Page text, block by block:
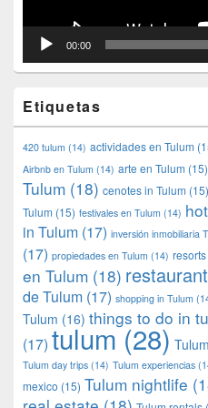
00:00
Etiquetas
420 tulum (14) actividades en Tulum
Airbnb en Tulum (14) arte en Tulum (15)
Tulum (18) cenotes in Tulum (15)
Tulum (15) festivales en Tulum (14)
in Tulum (17) inversión inmobiliaria
(17) propiedades en Tulum (14)
en Tulum (18)
de Tulum (17) shopping in Tulum
Tulum (16) things to do in
(17) tulum(28)
Tulum day trips (14) Tulum experiencias
mexico (15) Tulum nightlife